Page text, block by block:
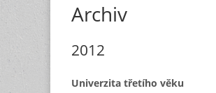
Archiv
2012
Univerzita třetího věku